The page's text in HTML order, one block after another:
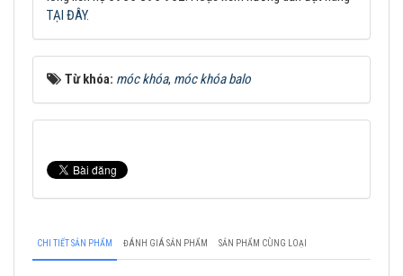
TẠI ĐÂY.
Từ khóa: móc khóa, móc khóa balo
CHI TIẾT SẢN PHẨM ĐÁNH GIÁ SẢN PHẨM SẢN PHẨM CÙNG LOẠI